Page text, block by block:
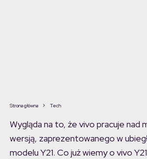
Strona główna Tech
Wygląda na to, że vivo pracuje nad
wersją, zaprezentowanego w
modelu Y21. Co już wiemy o vivo